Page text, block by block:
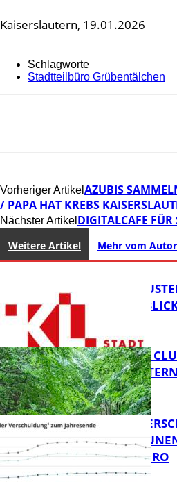
Kaiserslautern, 19.01.2026
Schlagworte
Stadtteilbüro Grübentälchen
Vorheriger Artikel AZUBIS
/ PAPA HAT KREBS
Nächster Artikel DIGITALCAFE
Weitere Artikel Mehr vom Autor
FB News
PARKEN,
DIGITAL IM
FB News
NEUER MOM
ZUSAMMEN
PRO-KOPF-
UND
AUF 9.600 EURO